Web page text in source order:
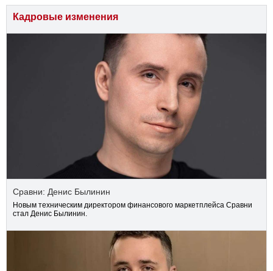
Кадровые изменения
Сравни: Денис Былинин
Новым техническим директором финансового маркетплейса Сравни
стал Денис Былинин.